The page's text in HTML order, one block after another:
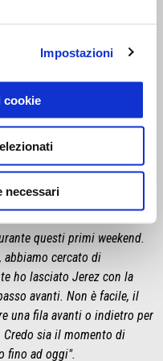
Impostazioni
cookie
necessari
Non servono grandi cose,
questi primi weekend.
abbiamo cercato di
ho lasciato Jerez con la
avanti. Non è facile, il
una fila avanti o indietro per
Credo sia il momento di
fino ad oggi".